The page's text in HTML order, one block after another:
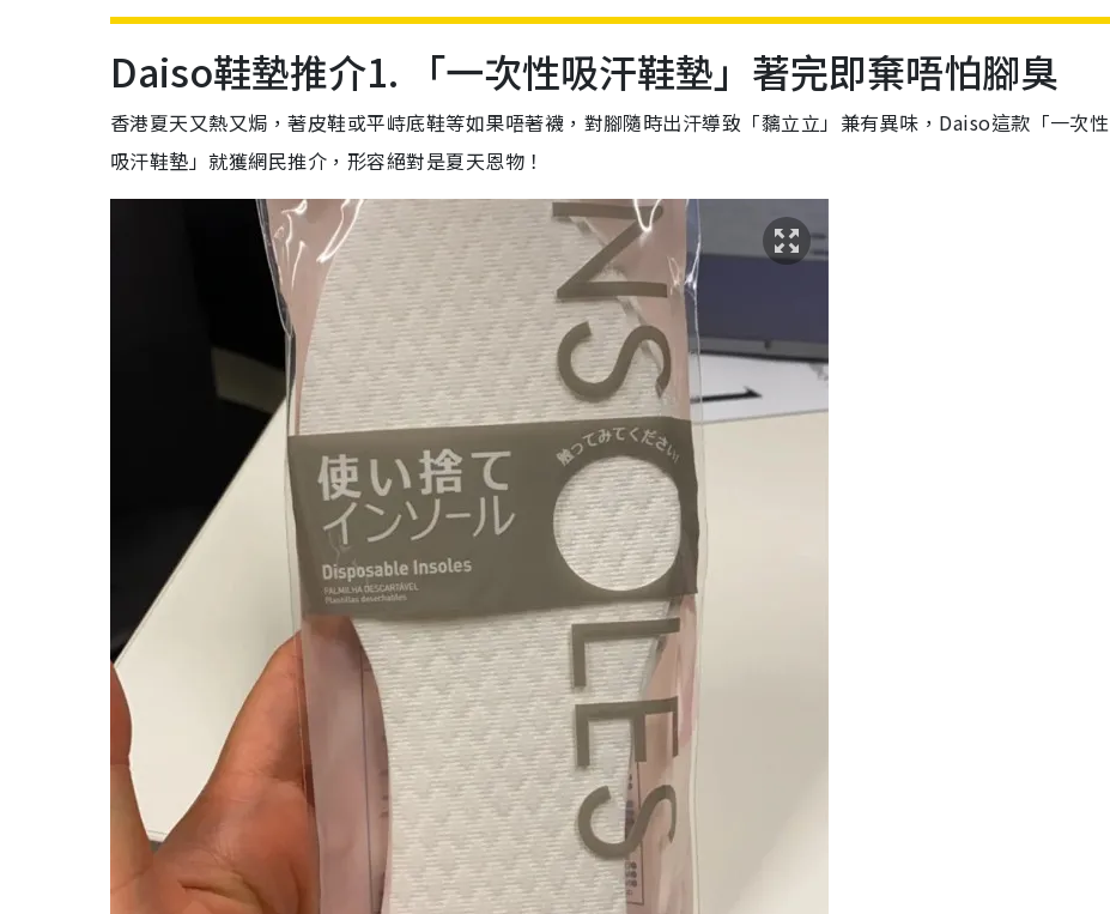
Daiso鞋墊推介1. 「一次性吸汗鞋墊」著完即棄唔怕腳臭
香港夏天又熱又焗，著皮鞋或平峙底鞋等如果唔著襪，對腳隨時出汗導致「黐立立」兼有異味，Daiso這款「一次性
吸汗鞋墊」就獲網民推介，形容絕對是夏天恩物！